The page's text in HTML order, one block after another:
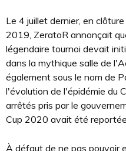
Le 4 juillet dernier, en
2019, ZeratoR annonçait
légendaire tournoi devait
dans la mythique salle de
également sous le nom de
l'évolution de l'épidémie du
arrêtés pris par le
Cup 2020 avait été
À défaut de ne pas pouvoir